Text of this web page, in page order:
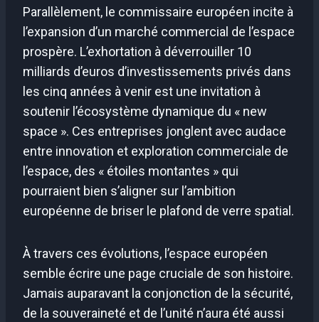
Parallèlement, le commissaire européen incite à
l’expansion d’un marché commercial de l’espace
prospère. L’exhortation à déverrouiller 10
milliards d’euros d’investissements privés dans
les cinq années à venir est une invitation à
soutenir l’écosystème dynamique du « new
space ». Ces entreprises jonglent avec audace
entre innovation et exploration commerciale de
l’espace, des « étoiles montantes » qui
pourraient bien s’aligner sur l’ambition
européenne de briser le plafond de verre spatial.
À travers ces évolutions, l’espace européen
semble écrire une page cruciale de son histoire.
Jamais auparavant la conjonction de la sécurité,
de la souveraineté et de l’unité n’aura été aussi